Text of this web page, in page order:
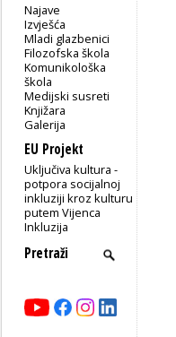
Najave
Izvješća
Mladi glazbenici
Filozofska škola
Komunikološka
škola
Medijski susreti
Knjižara
Galerija
EU Projekt
Uključiva kultura -
potpora socijalnoj
inkluziji kroz kulturu
putem Vijenca
Inkluzija